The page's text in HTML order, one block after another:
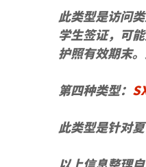
此类型是访问
学生签证，可
护照有效期末
第四种类型：
此类型是针对